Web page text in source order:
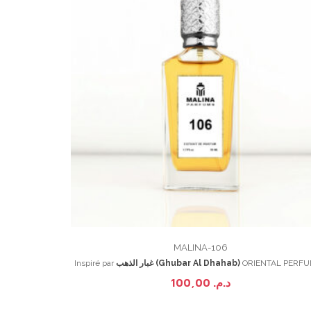
MALINA-106
Inspiré par غبار الذهب (Ghubar Al Dhahab)ORIENTAL
د.م.